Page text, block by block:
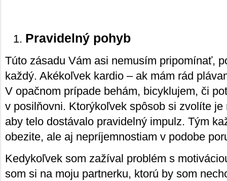
Pravidelný pohyb
Túto zásadu Vám asi nemusím pripomínať,
každý. Akékoľvek kardio – ak mám rád
V opačnom prípade behám, bicyklujem, či
v posilňovni. Ktorýkoľvek spôsob si zvolíte
aby telo dostávalo pravidelný impulz. Tým
obezite, ale aj nepríjemnostiam v podobe
Kedykoľvek som zažíval problém s
som si na moju partnerku, ktorú by som